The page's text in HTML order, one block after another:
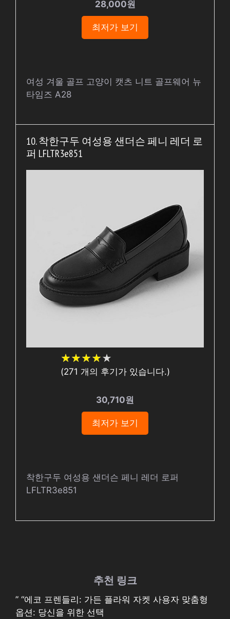
28,000원
최저가 보기
여성 겨울 골프 고양이 캣츠 니트 골프웨어 뉴
타임즈 A28
10. 착한구두 여성용 샌더슨 페니 레더 로
퍼 LFLTR3e851
★★★★★
★★★★★
(271 개의 후기가 있습니다.)
30,710원
최저가 보기
착한구두 여성용 샌더슨 페니 레더 로퍼
LFLTR3e851
추천 링크
” “에코 프렌들리: 가든 플라워 자켓 사용자 맞춤형
옵션: 당신을 위한 선택